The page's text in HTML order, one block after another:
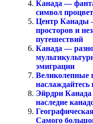
Канада —
символ
Центр Канады
просторов и
путешествий
Канада —
эмиграции
Великолепные
наслаждайтесь
Эйрдри
наследие
Самого